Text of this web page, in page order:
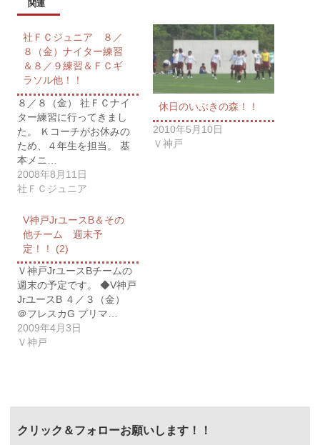
関連
社ＦＣジュニア ８／
８（金）ナイター練習
＆８／９練習＆ＦＣギ
ラソル他！！
８／８（金） 社ＦＣナイ
ター練習に行ってきまし
た。 Ｋコーチがお休みの
ため、４年生を担当。 基
本メニ…
2008年8月11日
社ＦＣジュニア
休日のいぶきの森！！
2010年5月10日
Ｖ神戸
V神戸JrユースB＆その
他チーム 週末予
定！！ (2)
Ｖ神戸JrユースBチームの
週末の予定です。 ◆V神戸
JrユースB ４／３（金）
＠フレスカG プリマ…
2009年4月3日
Ｖ神戸
クリック＆フォローお願いします！！